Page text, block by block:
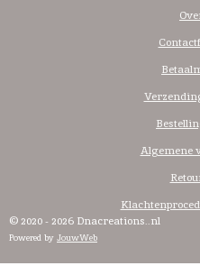
Algemene
© 2020 - 2026 Dnacreations..nl
Powered by JouwWeb